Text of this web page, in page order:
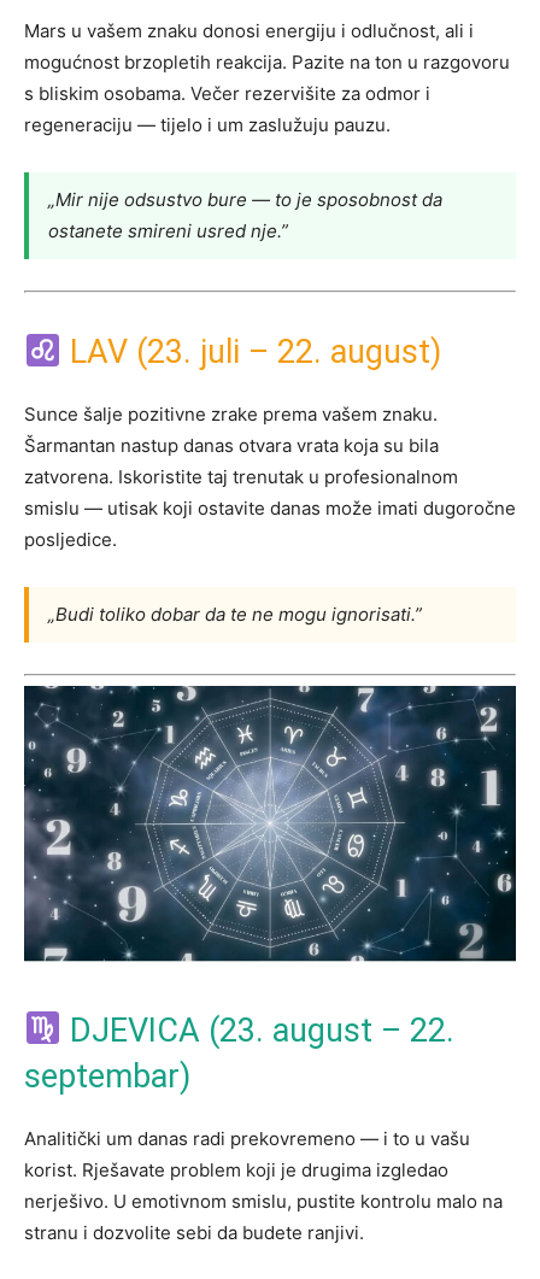
Mars u vašem znaku donosi energiju i odlučnost, ali i
mogućnost brzopletih reakcija. Pazite na ton u razgovoru
s bliskim osobama. Večer rezervišite za odmor i
regeneraciju — tijelo i um zaslužuju pauzu.
„Mir nije odsustvo bure — to je sposobnost da
ostanete smireni usred nje.”
LAV (23. juli – 22. august)
Sunce šalje pozitivne zrake prema vašem znaku.
Šarmantan nastup danas otvara vrata koja su bila
zatvorena. Iskoristite taj trenutak u profesionalnom
smislu — utisak koji ostavite danas može imati dugoročne
posljedice.
„Budi toliko dobar da te ne mogu ignorisati.”
DJEVICA (23. august – 22.
septembar)
Analitički um danas radi prekovremeno — i to u vašu
korist. Rješavate problem koji je drugima izgledao
nerješivo. U emotivnom smislu, pustite kontrolu malo na
stranu i dozvolite sebi da budete ranjivi.